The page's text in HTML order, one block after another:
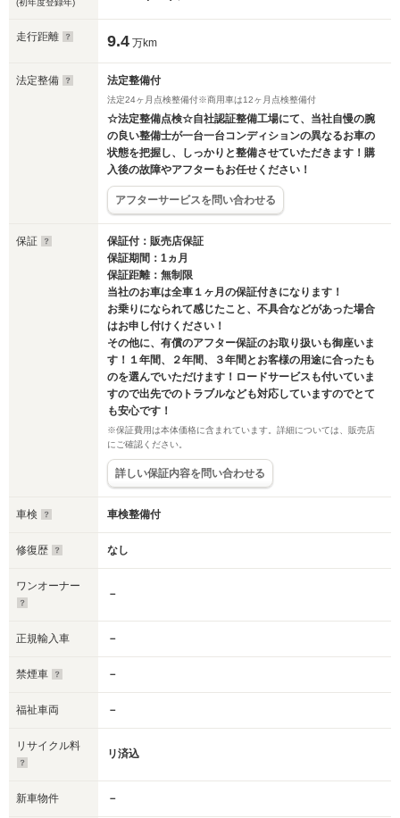
(初年度登録年)
走行距離 9.4 万km
法定整備 法定整備付
法定24ヶ月点検整備付※商用車は12ヶ月点検整備付
☆法定整備点検☆自社認証整備工場にて、当社自慢の腕
の良い整備士が一台一台コンディションの異なるお車の
状態を把握し、しっかりと整備させていただきます！購
入後の故障やアフターもお任せください！
アフターサービスを問い合わせる
保証
保証付：販売店保証
保証期間：1ヵ月
保証距離：無制限
当社のお車は全車１ヶ月の保証付きになります！
お乗りになられて感じたこと、不具合などがあった場合
はお申し付けください！
その他に、有償のアフター保証のお取り扱いも御座いま
す！１年間、２年間、３年間とお客様の用途に合ったも
のを選んでいただけます！ロードサービスも付いていま
すので出先でのトラブルなども対応していますのでとて
も安心です！
※保証費用は本体価格に含まれています。詳細については、販売店
にご確認ください。
詳しい保証内容を問い合わせる
車検 車検整備付
修復歴 なし
ワンオーナー
－
正規輸入車 －
禁煙車 －
福祉車両 －
リサイクル料
リ済込
新車物件 －